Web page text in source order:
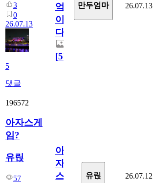
3
0
26.07.13
5
댓글
억
이
다.
[5]
만두엄마 26.07.13
196572
아자스게
임?
유릱
57
아
자
스
유릱 26.07.12